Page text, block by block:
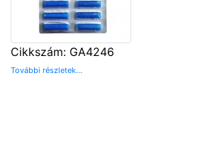
Cikkszám: GA4246
További részletek...